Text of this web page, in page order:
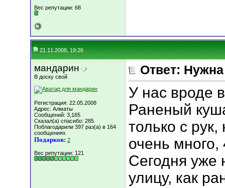
Вес репутации: 68
21.11.2008, 19:26
мандарин
В доску свой
Регистрация: 22.05.2008
Адрес: Алматы
Сообщений: 3,165
Сказал(а) спасибо: 285
Поблагодарили 397 раз(а) в 164
сообщениях
Подарков: 2
Вес репутации: 121
Ответ:
У нас вроде
Раненый
только с
очень
Сегодня уже
улицу, как